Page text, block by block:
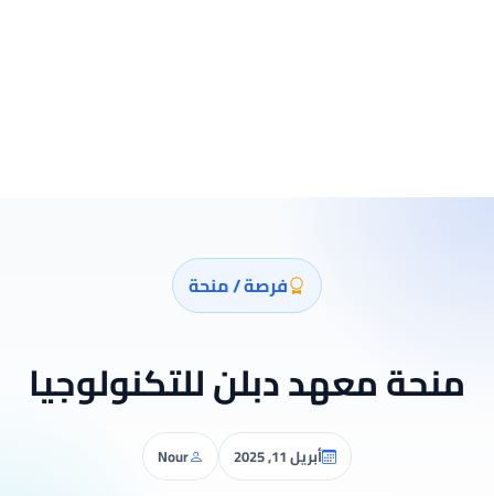
فرصة / منحة
منحة معهد دبلن للتكنولوجيا
أبريل 11, 2025 Nour